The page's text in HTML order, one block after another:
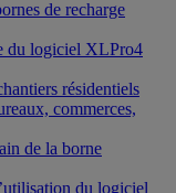
de recharge
du logiciel XLPro4
résidentiels
commerces,
de la borne
du logiciel